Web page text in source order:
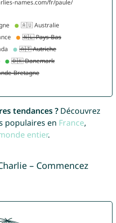
tendances ?Découvrez
populaires en France,
entier.
– Commencez